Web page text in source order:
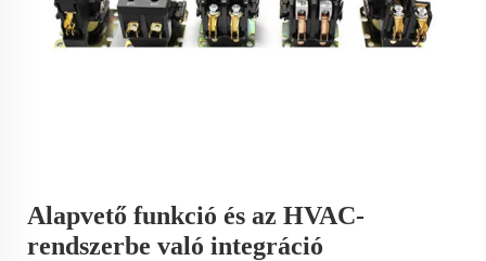
Alapvető funkció és az HVAC-
rendszerbe való integráció